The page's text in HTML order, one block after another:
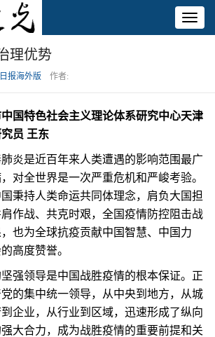
理优势
报海外版 作者:
国特色社会主义理论体系研究中心天津
员 王东
是近百年来人类遭遇的影响范围最广
对全世界是一次严重危机和严峻考验。
秉持人类命运共同体理念，肩负大国担
作战、共克时艰，全国疫情防控阻击战
也为全球抗疫贡献中国智慧、中国力
高度赞誉。
领导是中国战胜疫情的根本保证。正
的集中统一领导，从中央到地方，从城
企业，从行业到区域，迅速形成了纵向
大合力，成为战胜疫情的重要前提和关